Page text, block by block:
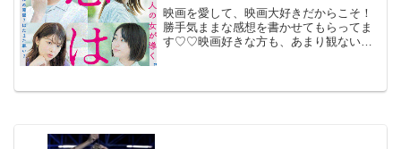
映画を愛して、映画大好きだからこそ！
勝手気ままな感想を書かせてもらってま
す♡♡映画好きな方も、あまり観ない方